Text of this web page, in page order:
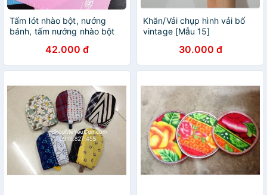
Tấm lót nhào bột, nướng
bánh, tấm nướng nhào bột
42.000 đ
Khăn/Vải chụp hình vải bố
vintage [Mẫu 15]
30.000 đ